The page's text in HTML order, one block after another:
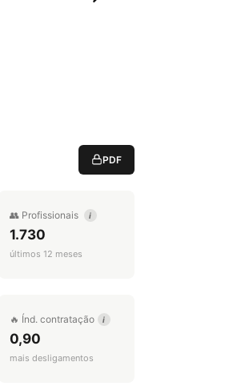
PDF
👥 Profissionais i
1.730
últimos 12 meses
🔥 Índ. contratação i
0,90
mais desligamentos